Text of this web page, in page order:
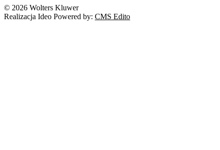
© 2026 Wolters Kluwer
Realizacja Ideo Powered by: CMS Edito